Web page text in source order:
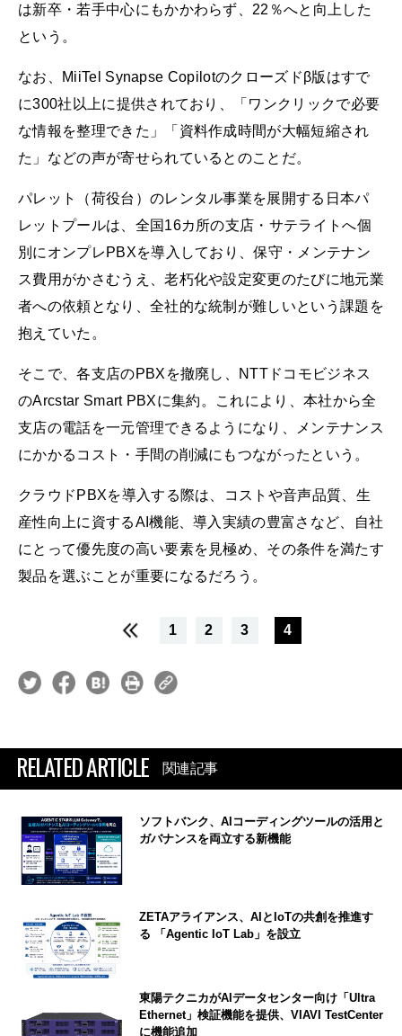
は新卒・若手中心にもかかわらず、22％へと向上した
という。
なお、MiiTel Synapse Copilotのクローズドβ版はすで
に300社以上に提供されており、「ワンクリックで必要
な情報を整理できた」「資料作成時間が大幅短縮され
た」などの声が寄せられているとのことだ。
パレット（荷役台）のレンタル事業を展開する日本パ
レットプールは、全国16カ所の支店・サテライトへ個
別にオンプレPBXを導入しており、保守・メンテナン
ス費用がかさむうえ、老朽化や設定変更のたびに地元業
者への依頼となり、全社的な統制が難しいという課題を
抱えていた。
そこで、各支店のPBXを撤廃し、NTTドコモビジネス
のArcstar Smart PBXに集約。これにより、本社から全
支店の電話を一元管理できるようになり、メンテナンス
にかかるコスト・手間の削減にもつながったという。
クラウドPBXを導入する際は、コストや音声品質、生
産性向上に資するAI機能、導入実績の豊富さなど、自社
にとって優先度の高い要素を見極め、その条件を満たす
製品を選ぶことが重要になるだろう。
1 2 3 4
RELATED ARTICLE 関連記事
ソフトバンク、AIコーディングツールの活用と
ガバナンスを両立する新機能
ZETAアライアンス、AIとIoTの共創を推進す
る 「Agentic IoT Lab」を設立
東陽テクニカがAIデータセンター向け「Ultra
Ethernet」検証機能を提供、VIAVI TestCenter
に機能追加